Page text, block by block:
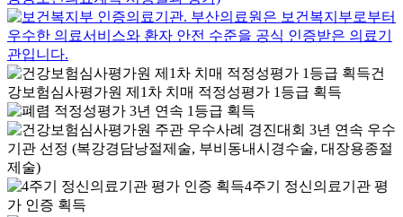
건
강보험심사평가원 제1차 치매 적정성평가 1등급 획득
4주기 정신의료기관 평
가 인증 획득